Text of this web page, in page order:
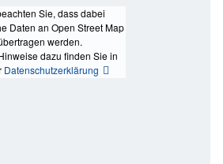
Sie, dass dabei
Daten an Open Street Map
werden.
dazu finden Sie in
Datenschutzerklärung